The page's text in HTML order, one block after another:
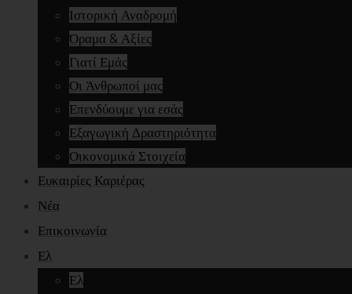
Ιστορική Αναδρομή
Όραμα & Αξίες
Γιατί Εμάς
Οι Άνθρωποί μας
Επενδύουμε για εσάς
Εξαγωγική Δραστηριότητα
Οικονομικά Στοιχεία
Ευκαιρίες Καριέρας
Νέα
Επικοινωνία
Ελ
Ελ